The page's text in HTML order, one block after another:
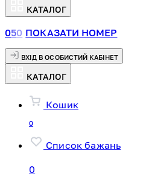
КАТАЛОГ
050 ПОКАЗАТИ НОМЕР
ВХІД В ОСОБИСТИЙ КАБІНЕТ
КАТАЛОГ
Кошик
0
Список бажань
0